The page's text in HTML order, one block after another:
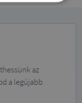
az
a legújabb